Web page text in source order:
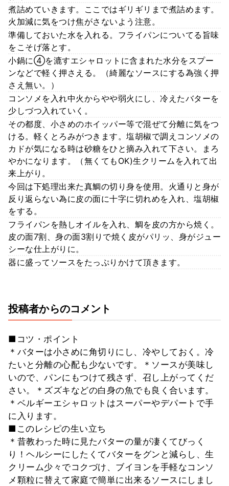
煮詰めていきます。ここではギリギリまで煮詰めます。
火加減に気をつけ焦がさないよう注意。
準備しておいた水を入れる。フライパンについてる旨味
をこそげ落とす。
小鍋に④を漉すエシャロットに含まれた水分をスプー
ンなどで軽く押さえる。（綺麗なソースにする為強く押
さえ無い。）
コンソメを入れ中火からやや弱火にし、冷えたバターを
少しづつ入れていく。
その都度、小さめのホイッパー等で混ぜて分離に気をつ
ける。軽くとろみがつきます。塩胡椒で調えコンソメの
カドが気になる時は砂糖をひと摘み入れて下さい。まろ
やかになります。（無くてもOK)生クリームを入れて出
来上がり。
今回は下処理出来た真鯛の切り身を使用。火通りと身が
反り返らない為に皮の面に十字に切れめを入れ、塩胡椒
をする。
フライパンを熱しオイルを入れ、鯛を皮の方から焼く。
皮の面7割、身の面3割りで焼く皮がパリッ、身がジュー
シーな仕上がりに。
器に盛ってソースをたっぷりかけて頂きます。
投稿者からのコメント
■コツ・ポイント
＊バターは小さめに角切りにし、冷やしておく。冷
たいと分離の心配も少ないです。＊ソースが美味し
いので、パンにもつけて残さず、召し上がってくだ
さい。＊ズズキなどの白身の魚でも良く合います。
＊ベルギーエシャロットはスーパーやデパートで手
に入ります。
■このレシピの生い立ち
＊昔教わった時に見たバターの量が凄くてびっく
り！ヘルシーにしたくてバターをグンと減らし、生
クリーム少々でコクづけ、ブイヨンを手軽なコンソ
メ顆粒に替えて家庭で簡単に出来るソースにしまし